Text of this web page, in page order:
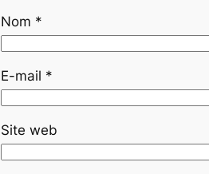
Nom *
E-mail *
Site web